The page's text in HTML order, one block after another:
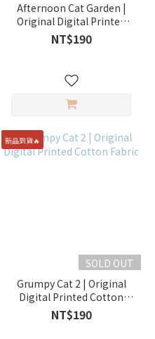
Afternoon Cat Garden |
Original Digital Printed
Cotton Fabric
NT$190
新品到貨🔥
SOLD OUT
Grumpy Cat 2 | Original
Digital Printed Cotton
Fabric
NT$190